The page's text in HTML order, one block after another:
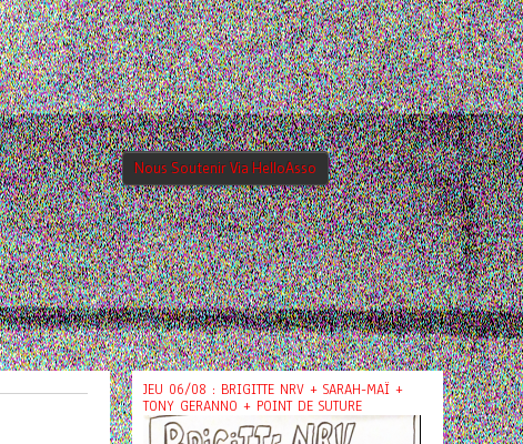
Nous Soutenir Via HelloAsso
JEU 06/08 : BRIGITTE NRV + SARAH-MAÏ +
TONY GERANNO + POINT DE SUTURE